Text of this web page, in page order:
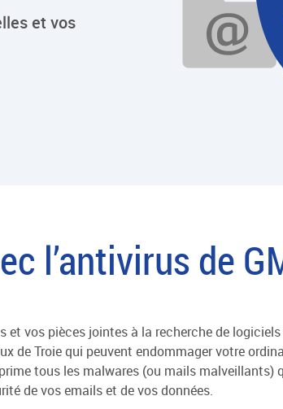
et vos
l’antivirus de
et vos pièces jointes à la recherche de
de Troie qui peuvent endommager votre
tous les malwares (ou mails malveillants)
de vos emails et de vos données.